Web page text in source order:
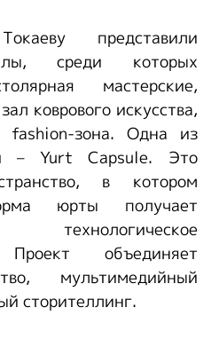
представили
среди которых
мастерские,
коврового искусства,
fashion-зона. Одна из
– Yurt Capsule. Это
в котором
юрты получает
Проект объединяет
мультимедийный
сторителлинг.